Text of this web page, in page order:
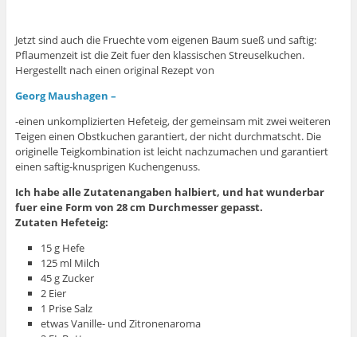
Jetzt sind auch die Fruechte vom eigenen Baum sueß und saftig:
Pflaumenzeit ist die Zeit fuer den klassischen Streuselkuchen.
Hergestellt nach einen original Rezept von
Georg Maushagen –
-einen unkomplizierten Hefeteig, der gemeinsam mit zwei weiteren
Teigen einen Obstkuchen garantiert, der nicht durchmatscht. Die
originelle Teigkombination ist leicht nachzumachen und garantiert
einen saftig-knusprigen Kuchengenuss.
Ich habe alle Zutatenangaben halbiert, und hat wunderbar
fuer eine Form von 28 cm Durchmesser gepasst.
Zutaten Hefeteig:
15 g Hefe
125 ml Milch
45 g Zucker
2 Eier
1 Prise Salz
etwas Vanille- und Zitronenaroma